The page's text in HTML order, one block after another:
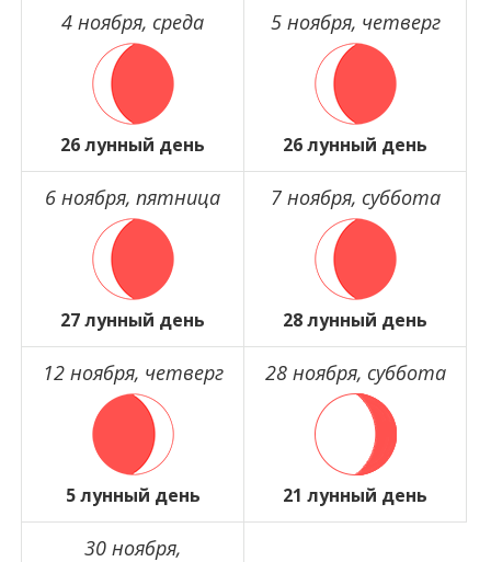
4 ноября, среда
26 лунный день
5 ноября, четверг
26 лунный день
6 ноября, пятница
27 лунный день
7 ноября, суббота
28 лунный день
12 ноября, четверг
5 лунный день
28 ноября, суббота
21 лунный день
30 ноября,